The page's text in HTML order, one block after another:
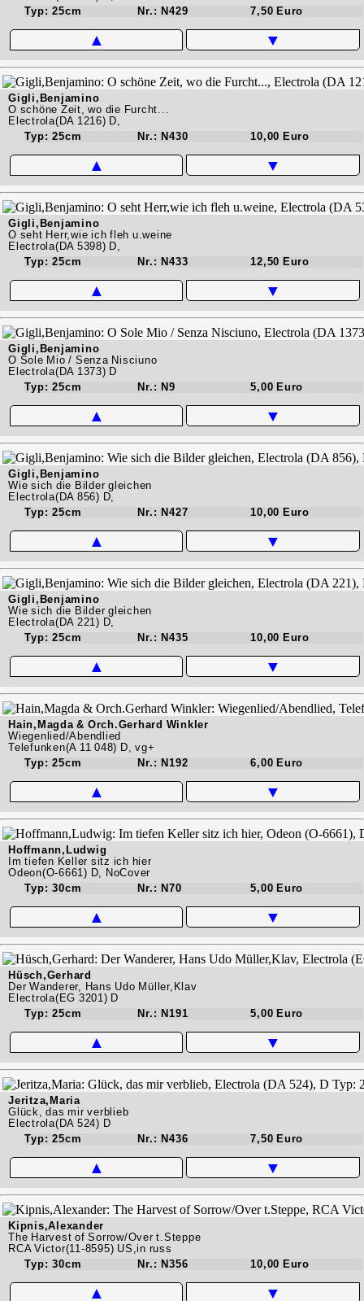
Typ: 25cm
Nr.: N429 7,50 Euro
▲ ▼
Gigli,Benjamino
O schöne Zeit, wo die Furcht...
Electrola(DA 1216) D,
Typ: 25cm
Nr.: N430 10,00 Euro
▲ ▼
Gigli,Benjamino
O seht Herr,wie ich fleh u.weine
Electrola(DA 5398) D,
Typ: 25cm
Nr.: N433 12,50 Euro
▲ ▼
Gigli,Benjamino
O Sole Mio / Senza Nisciuno
Electrola(DA 1373) D
Typ: 25cm
Nr.: N9 5,00 Euro
▲ ▼
Gigli,Benjamino
Wie sich die Bilder gleichen
Electrola(DA 856) D,
Typ: 25cm
Nr.: N427 10,00 Euro
▲ ▼
Gigli,Benjamino
Wie sich die Bilder gleichen
Electrola(DA 221) D,
Typ: 25cm
Nr.: N435 10,00 Euro
▲ ▼
Hain,Magda & Orch.Gerhard Winkler
Wiegenlied/Abendlied
Telefunken(A 11 048) D, vg+
Typ: 25cm
Nr.: N192 6,00 Euro
▲ ▼
Hoffmann,Ludwig
Im tiefen Keller sitz ich hier
Odeon(O-6661) D, NoCover
Typ: 30cm
Nr.: N70 5,00 Euro
▲ ▼
Hüsch,Gerhard
Der Wanderer, Hans Udo Müller,Klav
Electrola(EG 3201) D
Typ: 25cm
Nr.: N191 5,00 Euro
▲ ▼
Jeritza,Maria
Glück, das mir verblieb
Electrola(DA 524) D
Typ: 25cm
Nr.: N436 7,50 Euro
▲ ▼
Kipnis,Alexander
The Harvest of Sorrow/Over t.Steppe
RCA Victor(11-8595) US,in russ
Typ: 30cm
Nr.: N356 10,00 Euro
▲ ▼